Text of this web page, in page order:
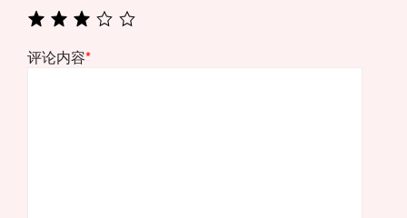
评论内容*